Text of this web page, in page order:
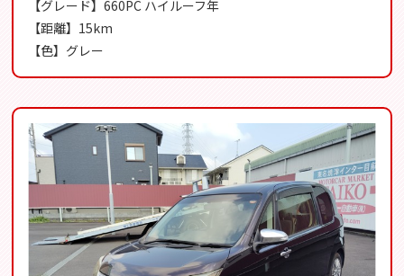
【グレード】660PC ハイルーフ年
【距離】15km
【色】グレー